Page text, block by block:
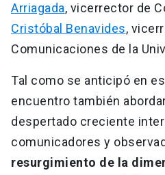
Arriagada, vicerrector de
Cristóbal Benavides,
Comunicaciones de la
Tal como se anticipó en
encuentro también
despertado creciente
comunicadores y
resurgimiento de la